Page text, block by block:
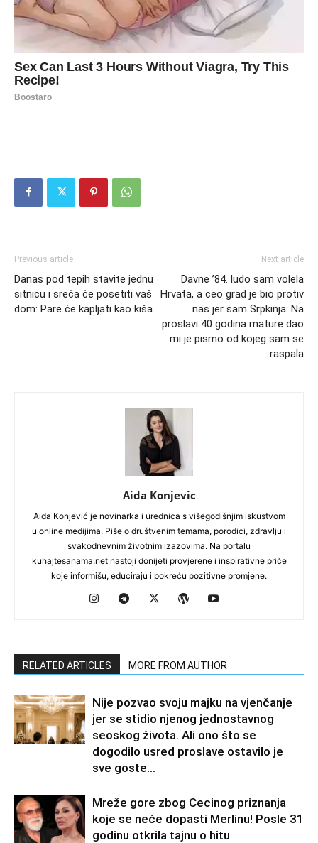
Previous article
Danas pod tepih stavite jednu
sitnicu i sreća će posetiti vaš
dom: Pare će kapljati kao kiša
Next article
Davne ’84. ludo sam volela
Hrvata, a ceo grad je bio protiv
nas jer sam Srpkinja: Na
proslavi 40 godina mature dao
mi je pismo od kojeg sam se
raspala
Aida Konjevic
Aida Konjević je novinarka i urednica s višegodišnjim iskustvom
u online medijima. Piše o društvenim temama, porodici, zdravlju i
svakodnevnim životnim izazovima. Na portalu
kuhajtesanama.net nastoji donijeti provjerene i inspirativne priče
koje informišu, educiraju i pokreću pozitivne promjene.
RELATED ARTICLES MORE FROM AUTHOR
Nije pozvao svoju majku na vjenčanje
jer se stidio njenog jednostavnog
seoskog života. Ali ono što se
dogodilo usred proslave ostavilo je
sve goste...
Mreže gore zbog Cecinog priznanja
koje se neće dopasti Merlinu! Posle 31
godinu otkrila tajnu o hitu